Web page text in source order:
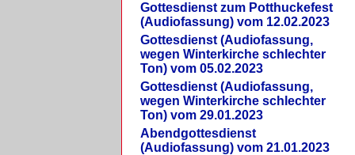
Gottesdienst zum Potthuckefest
(Audiofassung) vom 12.02.2023
Gottesdienst (Audiofassung,
wegen Winterkirche schlechter
Ton) vom 05.02.2023
Gottesdienst (Audiofassung,
wegen Winterkirche schlechter
Ton) vom 29.01.2023
Abendgottesdienst
(Audiofassung) vom 21.01.2023